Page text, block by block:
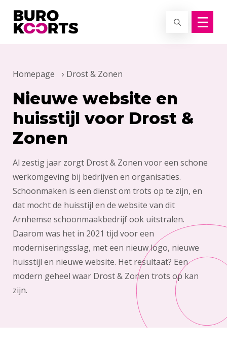
Terug naar home
Homepage › Drost & Zonen
Nieuwe website en
huisstijl voor Drost &
Zonen
Al zestig jaar zorgt Drost & Zonen voor een schone
werkomgeving bij bedrijven en organisaties.
Schoonmaken is een dienst om trots op te zijn, en
dat mocht de huisstijl en de website van dit
Arnhemse schoonmaakbedrijf ook uitstralen.
Daarom was het in 2021 tijd voor een
moderniseringsslag, met een nieuw logo, nieuwe
huisstijl en nieuwe website. Het resultaat? Een
modern geheel waar Drost & Zonen trots op kan
zijn.